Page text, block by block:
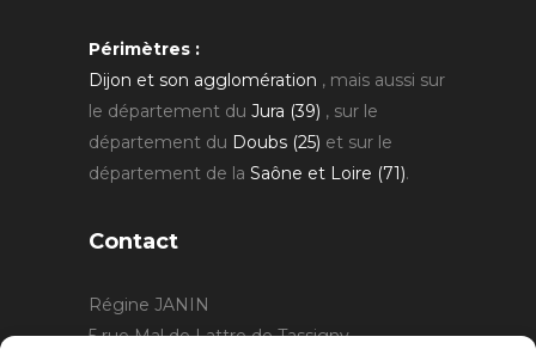
Périmètres :
Dijon et son agglomération , mais aussi sur
le département du Jura (39) , sur le
département du Doubs (25) et sur le
département de la Saône et Loire (71).
Contact
Régine JANIN
5 rue Mal de Lattre de Tassigny